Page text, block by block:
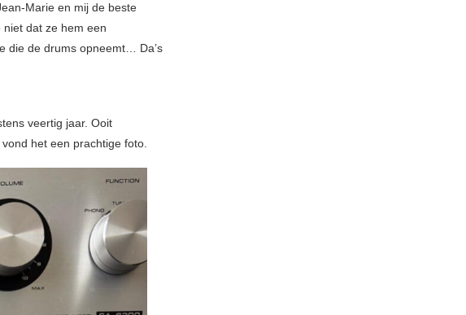
Marie en mij de beste
dat ze hem een
die de drums opneemt… Da’s
veertig jaar. Ooit
het een prachtige foto.